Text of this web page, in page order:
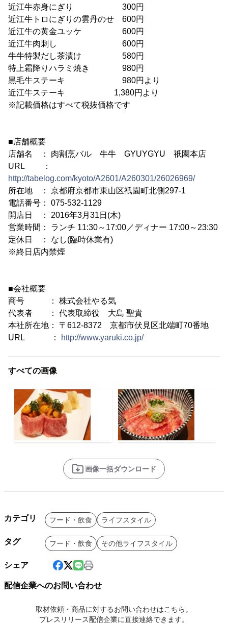
近江牛赤身にぎり 300円
近江牛トロにぎりの雲丹のせ 600円
近江牛の黄金ユッケ 600円
近江牛肉刺し 600円
牛牛特製だし茶漬け 580円
特上霜降りハラミ焼き 980円
黒毛牛ステーキ 980円より
近江牛ステーキ 1,380円より
※記載価格はすべて税抜価格です
■店舗概要
店舗名 ： 肉割烹バル 牛牛 GYUYGYU 祇園本店
URL ：
http://tabelog.com/kyoto/A2601/A260301/26026969/
所在地 ： 京都府京都市東山区祇園町北側297-1
電話番号： 075-532-1129
開店日 ： 2016年3月31日(木)
営業時間： ランチ 11:30～17:00／ディナー 17:00～23:30
定休日 ： なし(臨時休業有)
※終日店内禁煙
■会社概要
商号 ： 株式会社やる気
代表者 ： 代表取締役 大島 聖貴
本社所在地： 〒612-8372 京都市伏見区北端町70番地
URL ：
http://www.yaruki.co.jp/
すべての画像
画像一括ダウンロード
カテゴリ フード・飲食 ライフスタイル
タグ フード・飲食 その他ライフスタイル
シェア
配信企業へのお問い合わせ
取材依頼・商品に対するお問い合わせはこちら。
プレスリリース配信企業に直接連絡できます。